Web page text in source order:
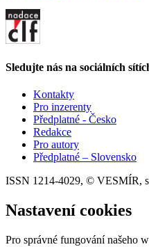
Sledujte nás na sociálních
Kontakty
Pro inzerenty
Předplatné - Česko
Redakce
Pro autory
Předplatné – Slovensko
ISSN 1214-4029, © VESMÍR,
Nastavení cookies
Pro správné fungování našeho